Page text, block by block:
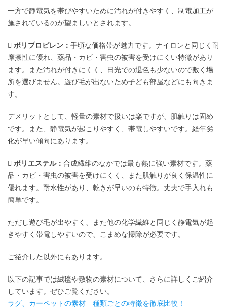
一方で静電気を帯びやすいために汚れが付きやすく、制電加工が
施されているのが望ましいとされます。
 ポリプロピレン： 手頃な価格帯が魅力です。ナイロンと同じく耐
摩擦性に優れ、薬品・カビ・害虫の被害を受けにくい特徴があり
ます。また汚れが付きにくく、日光での退色も少ないので敷く場
所を選びません。遊び毛が出ないため子ども部屋などにも向きま
す。
デメリットとして、軽量の素材で扱いは楽ですが、肌触りは固め
です。また、静電気が起こりやすく、帯電しやすいです。経年劣
化が早い傾向にあります。
 ポリエステル： 合成繊維のなかでは最も熱に強い素材です。薬
品・カビ・害虫の被害を受けにくく、また肌触りが良く保温性に
優れます。耐水性があり、乾きが早いのも特徴。丈夫で手入れも
簡単です。
ただし遊び毛が出やすく、また他の化学繊維と同じく静電気が起
きやすく帯電しやすいので、こまめな掃除が必要です。
ご紹介した以外にもあります。
以下の記事では絨毯や敷物の素材について、さらに詳しくご紹介
しています。ぜひご覧ください。
ラグ、カーペットの素材 種類ごとの特徴を徹底比較！